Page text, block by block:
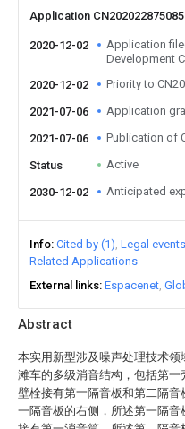
Abstract
本实用新型涉及噪声处理技术
滩车的多级消音结构，包括第
壁栓接有第一隔音板和第二隔
一隔音板的右侧，所述第一隔
Application
2020-12-02
Application
Development
2020-12-02
Priority to
2021-07-06 Application
2021-07-06 Publication of
Status Active
2030-12-02 Anticipated
Info Cited by (1) Legal events
Related Applications
External links Espacenet